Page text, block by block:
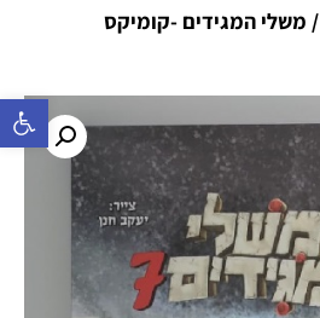
פתח סרגל
/ משלי המגידים -קומיקס